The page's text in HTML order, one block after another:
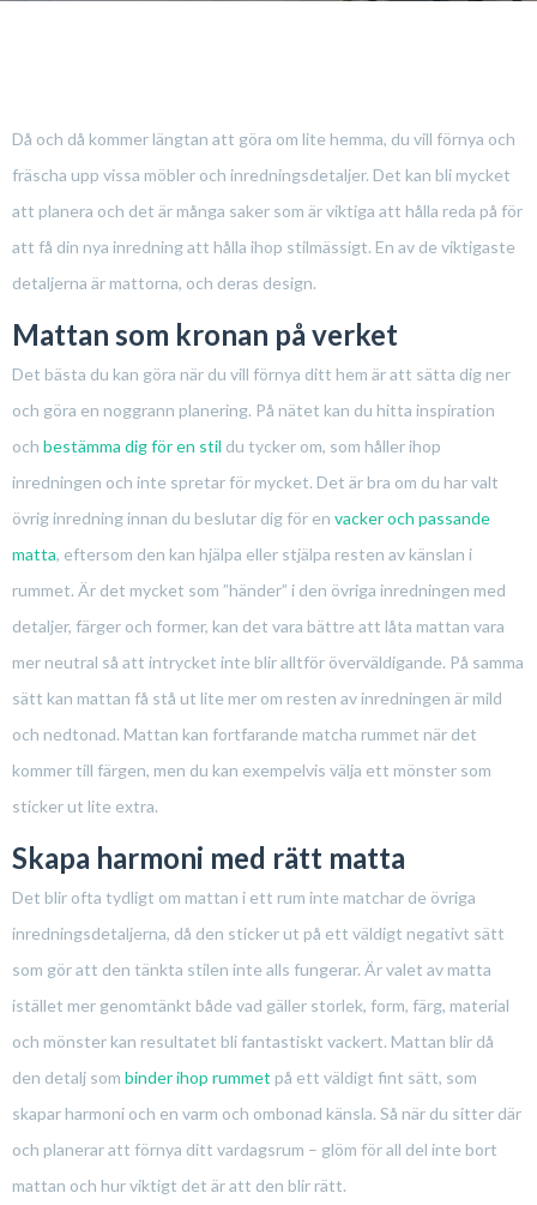
Då och då kommer längtan att göra om lite hemma, du vill förnya och
fräscha upp vissa möbler och inredningsdetaljer. Det kan bli mycket
att planera och det är många saker som är viktiga att hålla reda på för
att få din nya inredning att hålla ihop stilmässigt. En av de viktigaste
detaljerna är mattorna, och deras design.
Mattan som kronan på verket
Det bästa du kan göra när du vill förnya ditt hem är att sätta dig ner
och göra en noggrann planering. På nätet kan du hitta inspiration
och bestämma dig för en stil du tycker om, som håller ihop
inredningen och inte spretar för mycket. Det är bra om du har valt
övrig inredning innan du beslutar dig för en vacker och passande
matta, eftersom den kan hjälpa eller stjälpa resten av känslan i
rummet. Är det mycket som ”händer” i den övriga inredningen med
detaljer, färger och former, kan det vara bättre att låta mattan vara
mer neutral så att intrycket inte blir alltför överväldigande. På samma
sätt kan mattan få stå ut lite mer om resten av inredningen är mild
och nedtonad. Mattan kan fortfarande matcha rummet när det
kommer till färgen, men du kan exempelvis välja ett mönster som
sticker ut lite extra.
Skapa harmoni med rätt matta
Det blir ofta tydligt om mattan i ett rum inte matchar de övriga
inredningsdetaljerna, då den sticker ut på ett väldigt negativt sätt
som gör att den tänkta stilen inte alls fungerar. Är valet av matta
istället mer genomtänkt både vad gäller storlek, form, färg, material
och mönster kan resultatet bli fantastiskt vackert. Mattan blir då
den detalj som binder ihop rummet på ett väldigt fint sätt, som
skapar harmoni och en varm och ombonad känsla. Så när du sitter där
och planerar att förnya ditt vardagsrum – glöm för all del inte bort
mattan och hur viktigt det är att den blir rätt.